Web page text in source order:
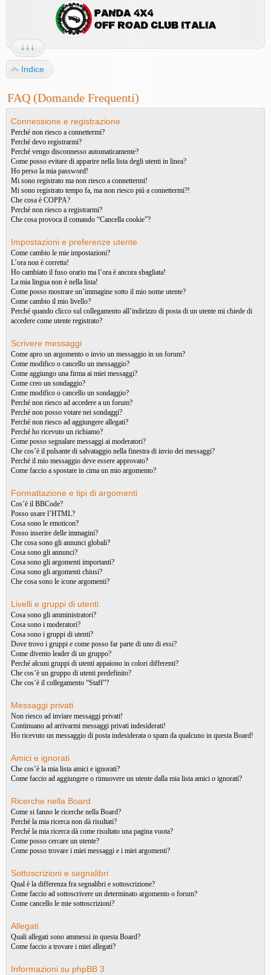
↓↓↓
Indice
FAQ (Domande Frequenti)
Connessione e registrazione
Perché non riesco a connettermi?
Perché devo registrarmi?
Perché vengo disconnesso automaticamente?
Come posso evitare di apparire nella lista degli utenti in linea?
Ho perso la mia password!
Mi sono registrato ma non riesco a connettermi!
Mi sono registrato tempo fa, ma non riesco piú a connettermi?!
Che cosa è COPPA?
Perché non riesco a registrarmi?
Che cosa provoca il comando “Cancella cookie”?
Impostazioni e preferenze utente
Come cambio le mie impostazioni?
L’ora non è corretta!
Ho cambiato il fuso orario ma l’ora è ancora sbagliata!
La mia lingua non è nella lista!
Come posso mostrare un’immagine sotto il mio nome utente?
Come cambio il mio livello?
Perché quando clicco sul collegamento all’indirizzo di posta di un utente mi chiede di
accedere come utente registrato?
Scrivere messaggi
Come apro un argomento o invio un messaggio in un forum?
Come modifico o cancello un messaggio?
Come aggiungo una firma ai miei messaggi?
Come creo un sondaggio?
Come modifico o cancello un sondaggio?
Perché non riesco ad accedere a un forum?
Perché non posso votare nei sondaggi?
Perché non riesco ad aggiungere allegati?
Perché ho ricevuto un richiamo?
Come posso segnalare messaggi ai moderatori?
Che cos’è il pulsante di salvataggio nella finestra di invio dei messaggi?
Perché il mio messaggio deve essere approvato?
Come faccio a spostare in cima un mio argomento?
Formattazione e tipi di argomenti
Cos’è il BBCode?
Posso usare l’HTML?
Cosa sono le emoticon?
Posso inserire delle immagini?
Che cosa sono gli annunci globali?
Cosa sono gli annunci?
Cosa sono gli argomenti importanti?
Cosa sono gli argomenti chiusi?
Che cosa sono le icone argomenti?
Livelli e gruppi di utenti
Cosa sono gli amministratori?
Cosa sono i moderatori?
Cosa sono i gruppi di utenti?
Dove trovo i gruppi e come posso far parte di uno di essi?
Come divento leader di un gruppo?
Perché alcuni gruppi di utenti appaiono in colori differenti?
Che cos’è un gruppo di utenti predefinito?
Che cos’è il collegamento “Staff”?
Messaggi privati
Non riesco ad inviare messaggi privati!
Continuano ad arrivarmi messaggi privati indesiderati!
Ho ricevuto un messaggio di posta indesiderata o spam da qualcuno in questa Board!
Amici e ignorati
Che cos’è la mia lista amici e ignorati?
Come faccio ad aggiungere o rimuovere un utente dalla mia lista amici o ignorati?
Ricerche nella Board
Come si fanno le ricerche nella Board?
Perché la mia ricerca non dà risultati?
Perché la mia ricerca dà come risultato una pagina vuota?
Come posso cercare un utente?
Come posso trovare i miei messaggi e i miei argomenti?
Sottoscrizioni e segnalibri
Qual è la differenza fra segnalibri e sottoscrizione?
Come faccio ad sottoscrivere un determinato argomento o forum?
Come cancello le mie sottoscrizioni?
Allegati
Quali allegati sono ammessi in questa Board?
Come faccio a trovare i miei allegati?
Informazioni su phpBB 3